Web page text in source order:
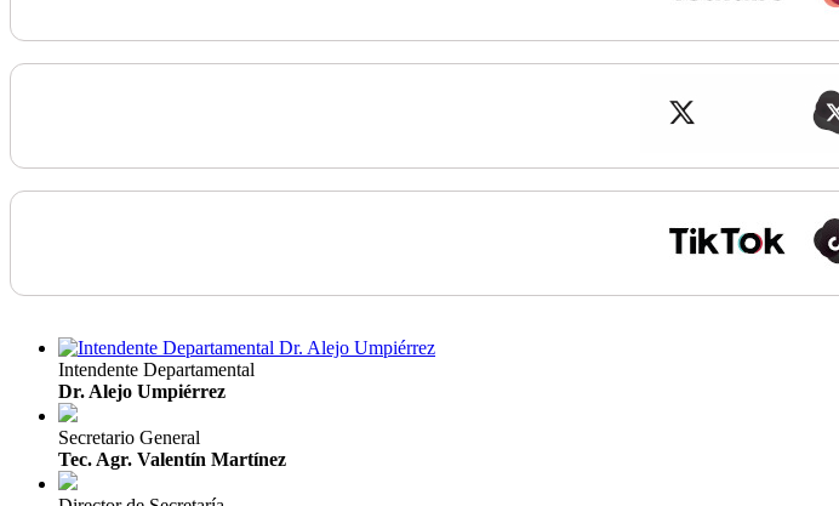
Intendente Departamental
Dr. Alejo Umpiérrez
Secretario General
Tec. Agr. Valentín Martínez